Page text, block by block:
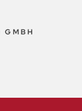
GMBH